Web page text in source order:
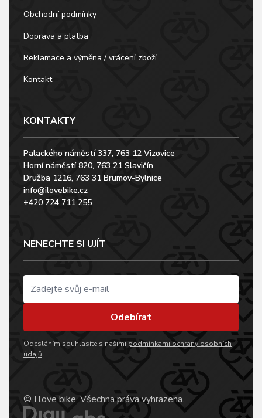
Obchodní podmínky
Doprava a platba
Reklamace a výměna / vrácení zboží
Kontakt
KONTAKTY
Palackého náměstí 337, 763 12 Vizovice
Horní náměstí 820, 763 21 Slavičín
Družba 1216, 763 31 Brumov-Bylnice
info@ilovebike.cz
+420 724 711 255
NENECHTE SI UJÍT
Odebírat
Odesláním souhlasíte s našimi podmínkami ochrany osobních
údajů.
© I love bike, Všechna práva vyhrazena.